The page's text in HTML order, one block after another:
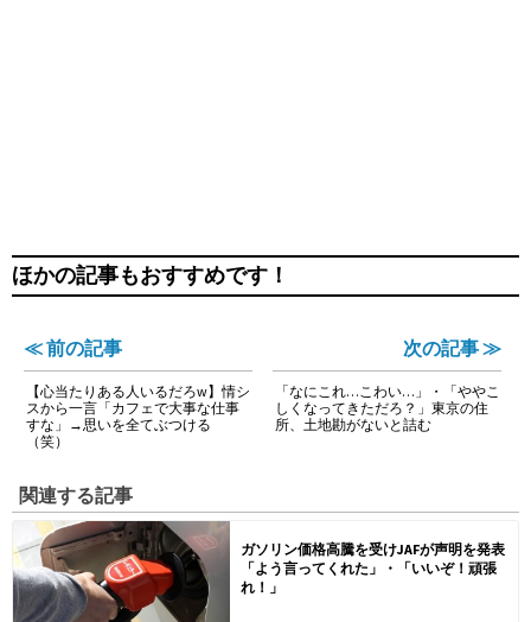
ほかの記事もおすすめです！
≪ 前の記事
【心当たりある人いるだろw】情シ
スから一言「カフェで大事な仕事
すな」→思いを全てぶつける
（笑）
次の記事 ≫
「なにこれ…こわい…」・「ややこ
しくなってきただろ？」東京の住
所、土地勘がないと詰む
関連する記事
ガソリン価格高騰を受けJAFが声明を発表
「よう言ってくれた」・「いいぞ！頑張
れ！」